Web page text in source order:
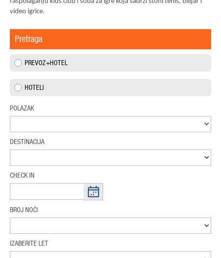
video igrice.
Pretraga
PREVOZ+HOTEL
HOTELI
POLAZAK
DESTINACIJA
CHECK IN
BROJ NOĆI
IZABERITE LET